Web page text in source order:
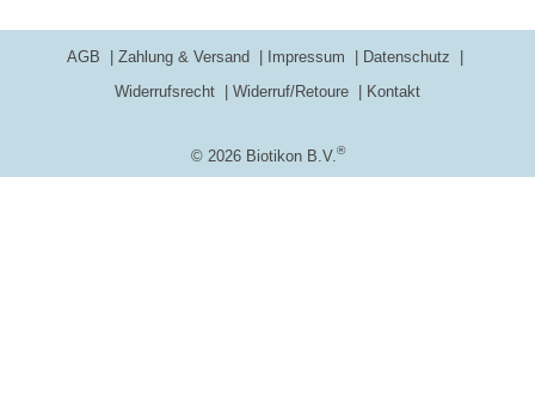
© 2026 Biotikon B.V.®
AGB Zahlung & Versand Impressum
Datenschutz
Widerrufsrecht
Widerruf/Retoure Kontakt